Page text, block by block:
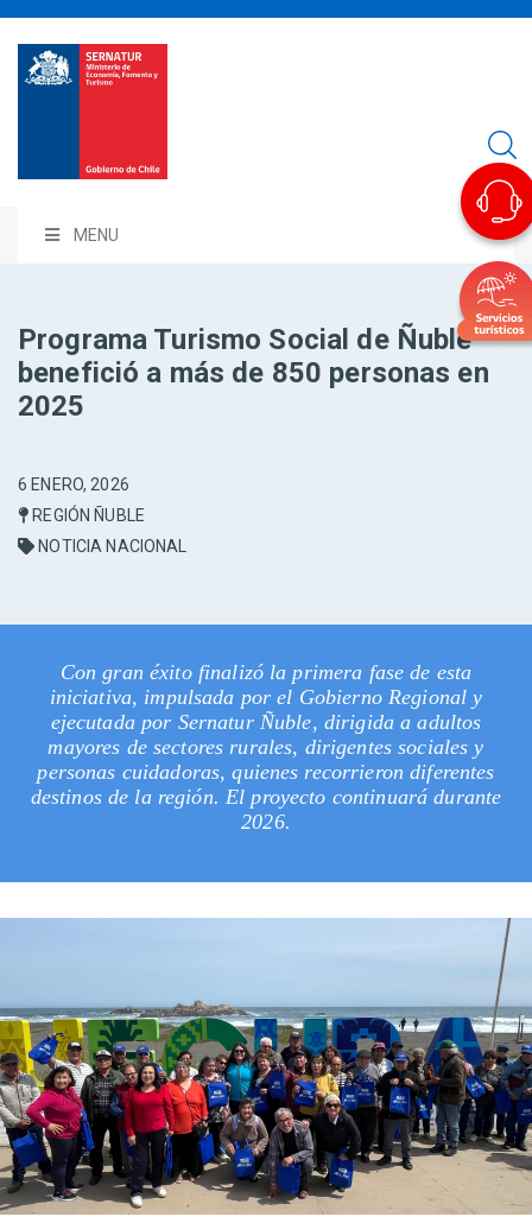
MENU
Programa Turismo Social de Ñuble
benefició a más de 850 personas en
2025
6 ENERO, 2026
REGIÓN ÑUBLE
NOTICIA NACIONAL
Con gran éxito finalizó la primera fase de esta
iniciativa, impulsada por el Gobierno Regional y
ejecutada por Sernatur Ñuble, dirigida a adultos
mayores de sectores rurales, dirigentes sociales y
personas cuidadoras, quienes recorrieron diferentes
destinos de la región. El proyecto continuará durante
2026.